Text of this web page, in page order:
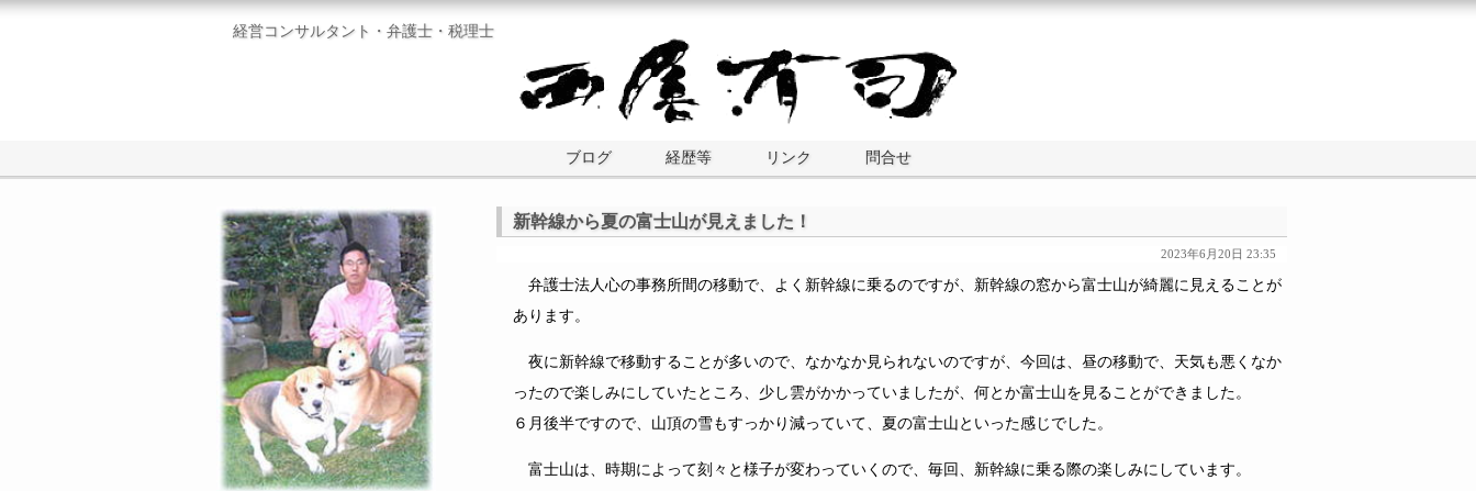
経営コンサルタント・弁護士・税理士
ブログ 経歴等 リンク 問合せ
新幹線から夏の富士山が見えました！
2023年6月20日 23:35
弁護士法人心の事務所間の移動で、よく新幹線に乗るのですが、新幹線の窓から富士山が綺麗に見えることが
あります。
夜に新幹線で移動することが多いので、なかなか見られないのですが、今回は、昼の移動で、天気も悪くなか
ったので楽しみにしていたところ、少し雲がかかっていましたが、何とか富士山を見ることができました。
６月後半ですので、山頂の雪もすっかり減っていて、夏の富士山といった感じでした。
富士山は、時期によって刻々と様子が変わっていくので、毎回、新幹線に乗る際の楽しみにしています。